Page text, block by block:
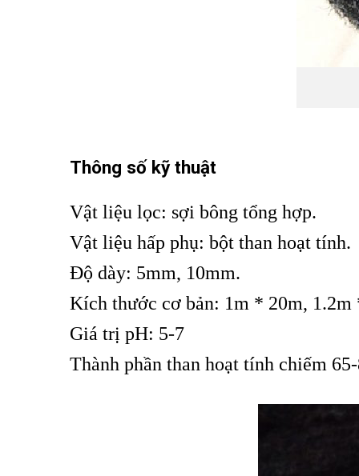
Thông số kỹ thuật
Vật liệu lọc: sợi bông tổng hợp.
Vật liệu hấp phụ: bột than hoạt tính.
Độ dày: 5mm, 10mm.
Kích thước cơ bản: 1m * 20m, 1.2m
Giá trị pH: 5-7
Thành phần than hoạt tính chiếm